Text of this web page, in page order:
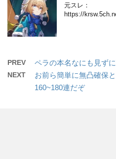
元スレ：
https://
PREV ペラの本名なにも見ず
NEXT
お前ら簡単に無凸確保
160~180連だぞ